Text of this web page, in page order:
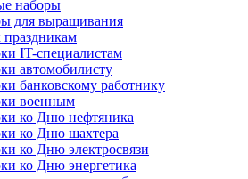
наборы
для выращивания
IT-специалистам
автомобилисту
банковскому работнику
военным
ко Дню нефтяника
ко Дню шахтера
ко Дню электросвязи
ко Дню энергетика